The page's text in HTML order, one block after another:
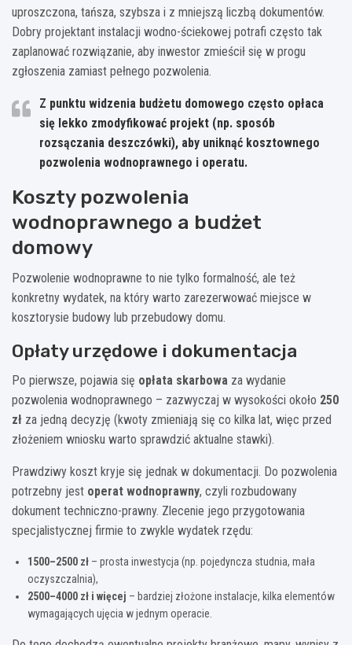
uproszczona, tańsza, szybsza i z mniejszą liczbą dokumentów.
Dobry projektant instalacji wodno-ściekowej potrafi często tak
zaplanować rozwiązanie, aby inwestor zmieścił się w progu
zgłoszenia zamiast pełnego pozwolenia.
Z punktu widzenia budżetu domowego często opłaca
się lekko zmodyfikować projekt (np. sposób
rozsączania deszczówki), aby uniknąć kosztownego
pozwolenia wodnoprawnego i operatu.
Koszty pozwolenia
wodnoprawnego a budżet
domowy
Pozwolenie wodnoprawne to nie tylko formalność, ale też
konkretny wydatek, na który warto zarezerwować miejsce w
kosztorysie budowy lub przebudowy domu.
Opłaty urzędowe i dokumentacja
Po pierwsze, pojawia się opłata skarbowa za wydanie
pozwolenia wodnoprawnego – zazwyczaj w wysokości około 250
zł za jedną decyzję (kwoty zmieniają się co kilka lat, więc przed
złożeniem wniosku warto sprawdzić aktualne stawki).
Prawdziwy koszt kryje się jednak w dokumentacji. Do pozwolenia
potrzebny jest operat wodnoprawny, czyli rozbudowany
dokument techniczno-prawny. Zlecenie jego przygotowania
specjalistycznej firmie to zwykle wydatek rzędu:
1500–2500 zł – prosta inwestycja (np. pojedyncza studnia, mała
oczyszczalnia),
2500–4000 zł i więcej – bardziej złożone instalacje, kilka elementów
wymagających ujęcia w jednym operacie.